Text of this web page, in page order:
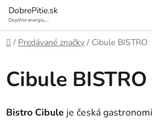
Prejsť
na
obsah
DobrePitie.sk
Doplňte energiu,
Domov
/ Predávané značky / Cibule BISTRO
Cibule BISTRO
Bistro Cibule je česká